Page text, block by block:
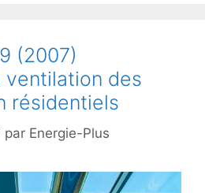
(2007)
ventilation des
résidentiels
par Energie-Plus